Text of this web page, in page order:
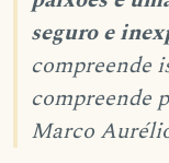
seguro e
compreende
compreende
Marco